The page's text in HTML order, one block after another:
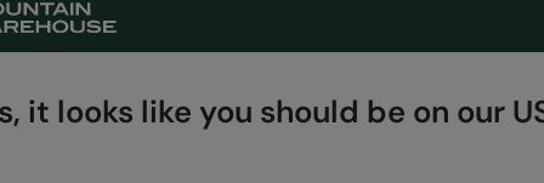
it looks like you should be on our